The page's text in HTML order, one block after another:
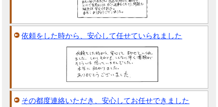
依頼をした時から、安心して任せていられました
その都度連絡いただき、安心してお任せできました